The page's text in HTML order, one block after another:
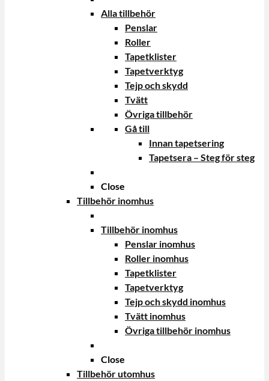
Alla tillbehör
Penslar
Roller
Tapetklister
Tapetverktyg
Tejp och skydd
Tvätt
Övriga tillbehör
Gå till
Innan tapetsering
Tapetsera – Steg för steg
Close
Tillbehör inomhus
Tillbehör inomhus
Penslar inomhus
Roller inomhus
Tapetklister
Tapetverktyg
Tejp och skydd inomhus
Tvätt inomhus
Övriga tillbehör inomhus
Close
Tillbehör utomhus